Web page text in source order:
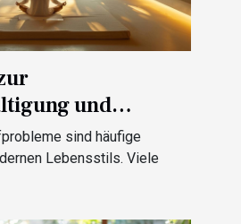
und
für
sind häufige
Lebensstils. Viele